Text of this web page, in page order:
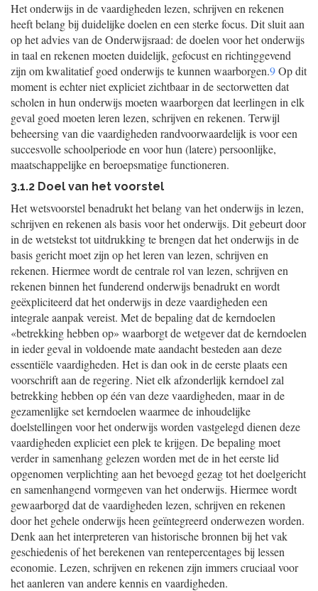
Het onderwijs in de vaardigheden lezen, schrijven en rekenen
heeft belang bij duidelijke doelen en een sterke focus. Dit sluit aan
op het advies van de Onderwijsraad: de doelen voor het onderwijs
in taal en rekenen moeten duidelijk, gefocust en richtinggevend
zijn om kwalitatief goed onderwijs te kunnen waarborgen.9Op dit
moment is echter niet expliciet zichtbaar in de sectorwetten dat
scholen in hun onderwijs moeten waarborgen dat leerlingen in elk
geval goed moeten leren lezen, schrijven en rekenen. Terwijl
beheersing van die vaardigheden randvoorwaardelijk is voor een
succesvolle schoolperiode en voor hun (latere) persoonlijke,
maatschappelijke en beroepsmatige functioneren.
3.1.2 Doel van het voorstel
Het wetsvoorstel benadrukt het belang van het onderwijs in lezen,
schrijven en rekenen als basis voor het onderwijs. Dit gebeurt door
in de wetstekst tot uitdrukking te brengen dat het onderwijs in de
basis gericht moet zijn op het leren van lezen, schrijven en
rekenen. Hiermee wordt de centrale rol van lezen, schrijven en
rekenen binnen het funderend onderwijs benadrukt en wordt
geëxpliciteerd dat het onderwijs in deze vaardigheden een
integrale aanpak vereist. Met de bepaling dat de kerndoelen
«betrekking hebben op» waarborgt de wetgever dat de kerndoelen
in ieder geval in voldoende mate aandacht besteden aan deze
essentiële vaardigheden. Het is dan ook in de eerste plaats een
voorschrift aan de regering. Niet elk afzonderlijk kerndoel zal
betrekking hebben op één van deze vaardigheden, maar in de
gezamenlijke set kerndoelen waarmee de inhoudelijke
doelstellingen voor het onderwijs worden vastgelegd dienen deze
vaardigheden expliciet een plek te krijgen. De bepaling moet
verder in samenhang gelezen worden met de in het eerste lid
opgenomen verplichting aan het bevoegd gezag tot het doelgericht
en samenhangend vormgeven van het onderwijs. Hiermee wordt
gewaarborgd dat de vaardigheden lezen, schrijven en rekenen
door het gehele onderwijs heen geïntegreerd onderwezen worden.
Denk aan het interpreteren van historische bronnen bij het vak
geschiedenis of het berekenen van rentepercentages bij lessen
economie. Lezen, schrijven en rekenen zijn immers cruciaal voor
het aanleren van andere kennis en vaardigheden.